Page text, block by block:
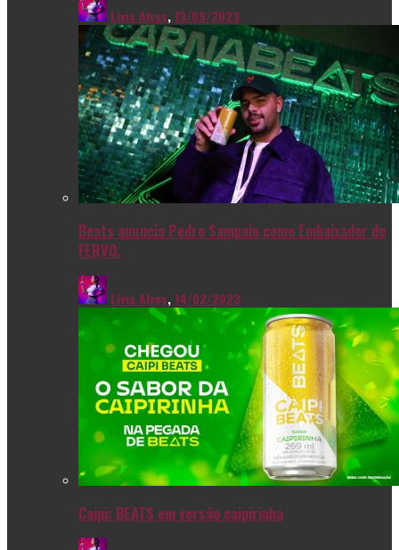
Livia Alves,13/09/2023
Beats anuncia Pedro Sampaio como Embaixador do
FERVO.
Livia Alves,14/02/2023
Caipi: BEATS em versão caipirinha